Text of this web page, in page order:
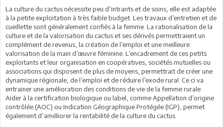
La culture du cactus nécessite peu d’intrants et de soins, elle est adaptée
à la petite exploitation à très faible budget. Les travaux d’entretien et de
cueillette sont généralement confiés à la femme. La rationalisation de la
culture et de la valorisation du cactus et ses dérivés permettraient un
complément de revenus, la création de l’emploi et une meilleure
valorisation de la main d’œuvre féminine. L’encadrement de ces petits
exploitants et leur organisation en coopératives, sociétés mutuelles ou
associations qui disposent de plus de moyens, permettrait de créer une
dynamique régionale, de l’emploi et de réduire l’exode rural. Ce ci va
entrainer une amélioration des conditions de vie de la femme rurale.
Aider à la certification biologique ou label, comme Appellation d’origine
contrôlée (AOC) ou Indication Géographique Protégée (IGP), permet
également d’améliorer la rentabilité de la culture du cactus.